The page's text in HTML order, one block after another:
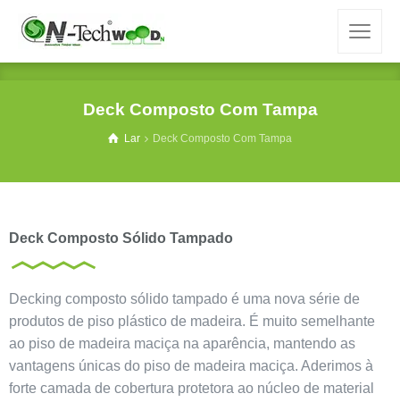
Deck Composto Com Tampa
Lar Deck Composto Com Tampa
Deck Composto Sólido Tampado
Decking composto sólido tampado é uma nova série de
produtos de piso plástico de madeira. É muito semelhante
ao piso de madeira maciça na aparência, mantendo as
vantagens únicas do piso de madeira maciça. Aderimos à
forte camada de cobertura protetora ao núcleo de material